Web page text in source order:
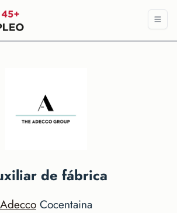
de fábrica
Adecco Cocentaina